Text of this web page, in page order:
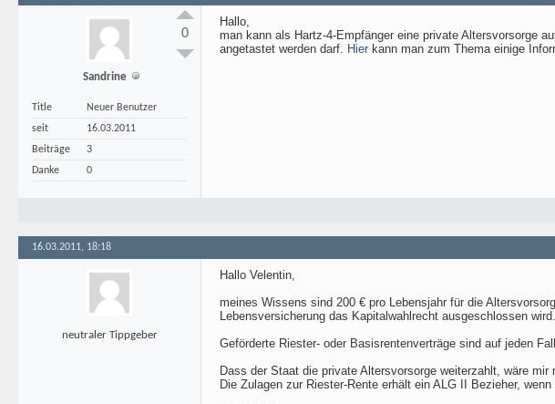
Sandrine
Title
Neuer Benutzer
seit
16.03.2011
Beiträge
3
Danke
0
0
Hallo,
man kann als Hartz-4-Empfänger eine private Altersvorsorge
angetastet werden darf. Hier kann man zum Thema einige
16.03.2011, 18:18
neutraler Tippgeber
Hallo Velentin,
meines Wissens sind 200 € pro Lebensjahr für die
Lebensversicherung das Kapitalwahlrecht ausgeschlossen wird.
Geförderte Riester- oder Basisrentenverträge sind auf jeden
Dass der Staat die private Altersvorsorge weiterzahlt, wäre mir
Die Zulagen zur Riester-Rente erhält ein ALG II Bezieher,